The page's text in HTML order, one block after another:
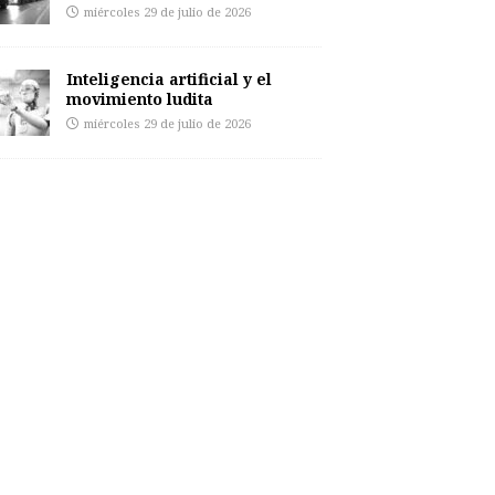
miércoles 29 de julio de 2026
Inteligencia artificial y el
movimiento ludita
miércoles 29 de julio de 2026